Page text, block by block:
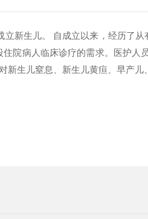
立新生儿。 自成立以来，经历了
院病人临床诊疗的需求。医护人
新生儿窒息、新生儿黄疸、早产儿